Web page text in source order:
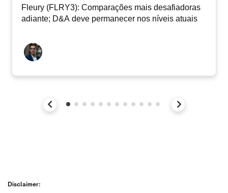
Fleury (FLRY3): Comparações mais desafiadoras
adiante; D&A deve permanecer nos níveis atuais
Disclaimer: